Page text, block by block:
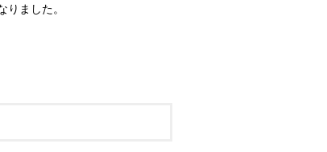
りました。